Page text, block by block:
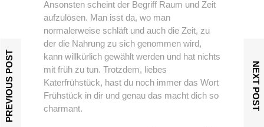
Ansonsten scheint der Begriff Raum und Zeit
aufzulösen. Man isst da, wo man
normalerweise schläft und auch die Zeit, zu
der die Nahrung zu sich genommen wird,
kann willkürlich gewählt werden und hat nichts
mit früh zu tun. Trotzdem, liebes
Katerfrühstück, hast du noch immer das Wort
Frühstück in dir und genau das macht dich so
charmant.
PREVIOUS POST NEXT POST